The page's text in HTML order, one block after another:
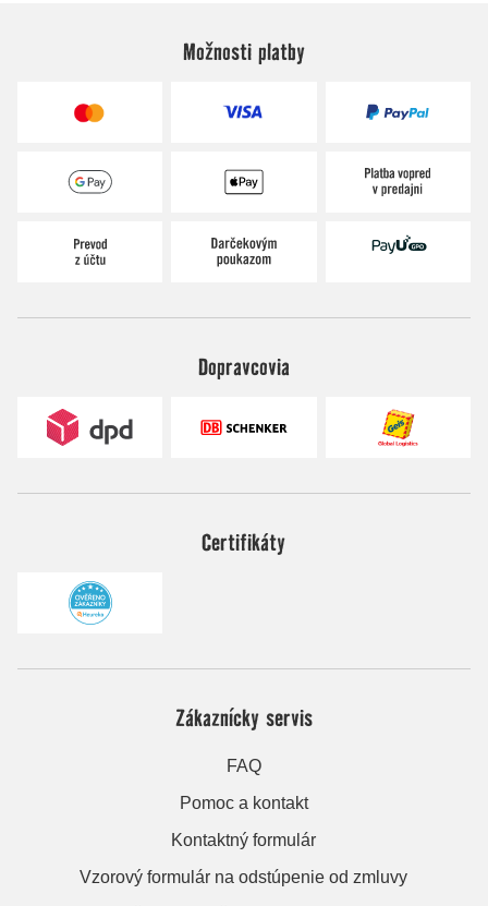
Možnosti platby
Dopravcovia
Certifikáty
Zákaznícky servis
FAQ
Pomoc a kontakt
Kontaktný formulár
Vzorový formulár na odstúpenie od zmluvy